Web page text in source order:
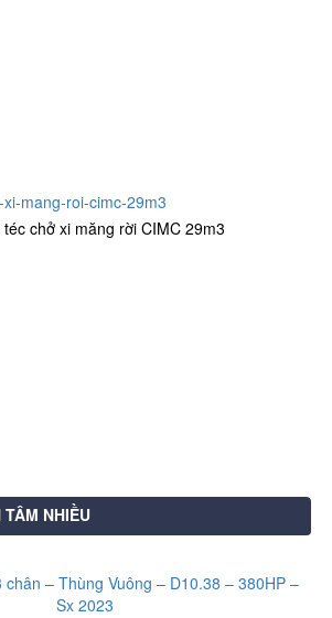
téc chở xi măng rời CIMC 29m3
NHIỀU
chân – Thùng Vuông – D10.38 – 380HP –
Sx 2023